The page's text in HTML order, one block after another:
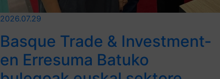
2026.07.29
Basque Trade & Investment-
en Erresuma Batuko